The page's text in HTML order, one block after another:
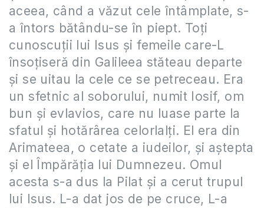
aceea, când a văzut cele întâmplate, s-
a întors bătându-se în piept. Toţi
cunoscuţii lui Isus şi femeile care-L
însoţiseră din Galileea stăteau departe
şi se uitau la cele ce se petreceau. Era
un sfetnic al soborului, numit Iosif, om
bun şi evlavios, care nu luase parte la
sfatul şi hotărârea celorlalţi. El era din
Arimateea, o cetate a iudeilor, şi aştepta
şi el Împărăţia lui Dumnezeu. Omul
acesta s-a dus la Pilat şi a cerut trupul
lui Isus. L-a dat jos de pe cruce, L-a